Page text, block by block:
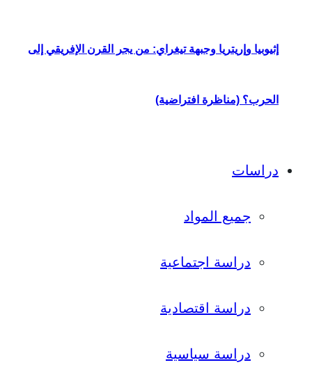
إثيوبيا وإريتريا وجبهة تيغراي: من يجر القرن الإفريقي إلى
الحرب؟ (مناظرة افتراضية)
دراسات
جميع المواد
دراسة اجتماعية
دراسة اقتصادية
دراسة سياسية